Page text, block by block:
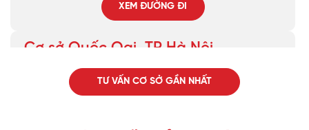
XEM ĐƯỜNG ĐI
Cơ sở Quốc Oai, TP Hà Nội
TP Hà Nội
TƯ VẤN CƠ SỞ GẦN NHẤT